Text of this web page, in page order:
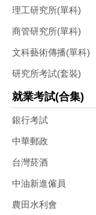
理工研究所(單科)
商管研究所(單科)
文科藝術傳播(單科)
研究所考試(套裝)
就業考試(合集)
銀行考試
中華郵政
台灣菸酒
中油新進僱員
農田水利會